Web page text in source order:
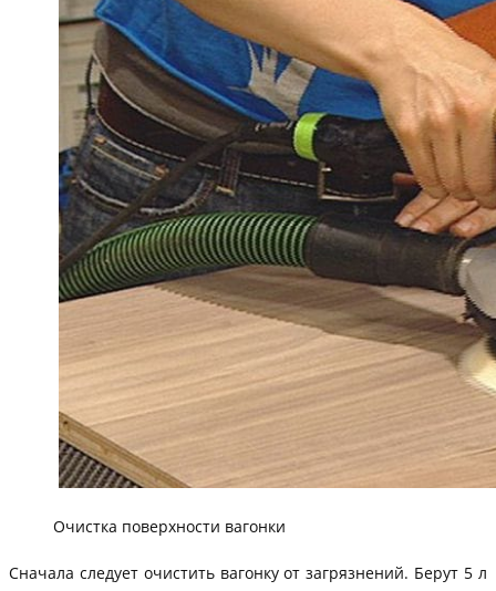
Очистка поверхности вагонки
Сначала следует очистить вагонку от загрязнений. Берут 5 л